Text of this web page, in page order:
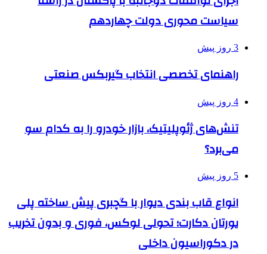
سیاست محوری دولت چهاردهم
3 روز پیش
راهنمای تخصصی انتخاب گیربکس صنعتی
4 روز پیش
تنش‌های ژئوپلیتیک، بازار خودرو را به کدام سو
می‌برد؟
5 روز پیش
انواع قاب بندی دیوار با گچبری پیش ساخته پلی
یورتان دکارت؛ تحولی لوکس، فوری و بدون تخریب
در دکوراسیون داخلی